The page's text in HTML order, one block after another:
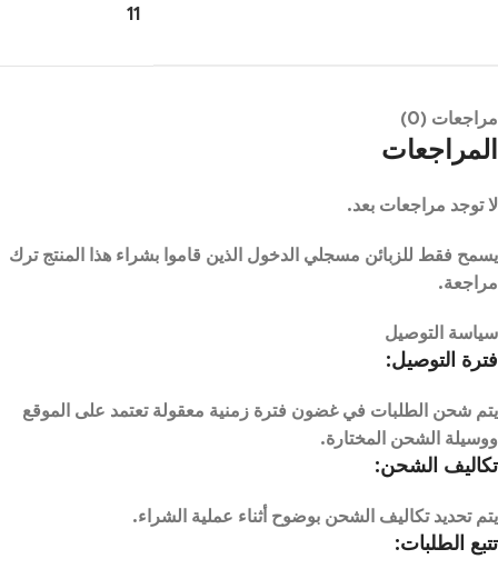
11
مراجعات (0)
المراجعات
لا توجد مراجعات بعد.
يسمح فقط للزبائن مسجلي الدخول الذين قاموا بشراء هذا المنتج ترك
مراجعة.
سياسة التوصيل
فترة التوصيل:
يتم شحن الطلبات في غضون فترة زمنية معقولة تعتمد على الموقع
ووسيلة الشحن المختارة.
تكاليف الشحن:
يتم تحديد تكاليف الشحن بوضوح أثناء عملية الشراء.
تتبع الطلبات: